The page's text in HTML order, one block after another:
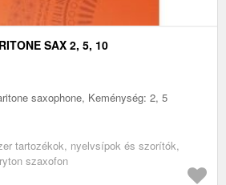
SAX 2, 5, 10
saxophone, Keménység: 2, 5
tartozékok, nyelvsípok és szorítók,
szaxofon